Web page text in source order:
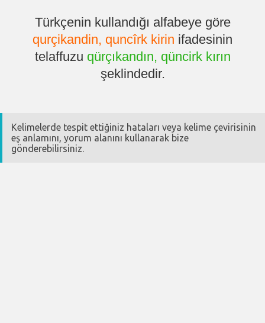
Türkçenin kullandığı alfabeye göre
qurçikandin, quncîrk kirin ifadesinin
telaffuzu qürçıkandın, qüncirk kırın
şeklindedir.
Kelimelerde tespit ettiğiniz hataları veya kelime çevirisinin
eş anlamını, yorum alanını kullanarak bize
gönderebilirsiniz.